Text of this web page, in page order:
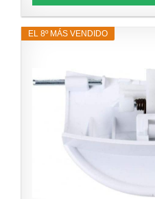
EL 8º MÁS VENDIDO